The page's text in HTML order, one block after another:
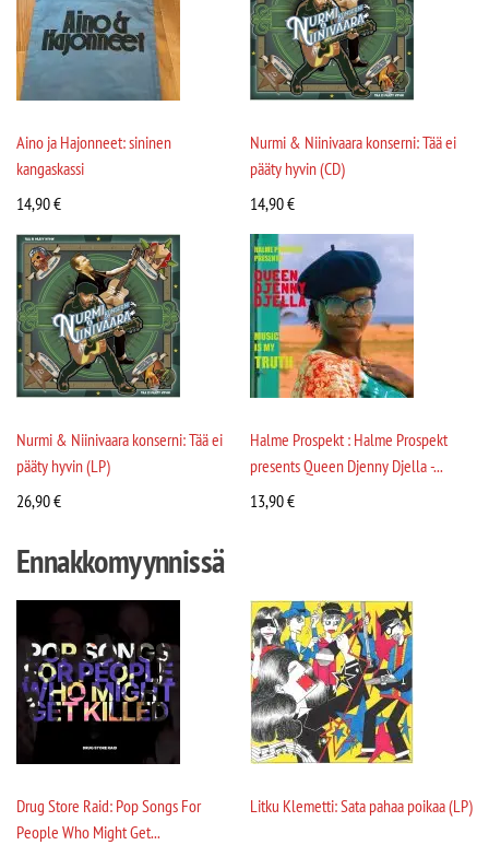
Aino ja Hajonneet: sininen
kangaskassi
14,90€
Nurmi & Niinivaara konserni: Tää ei
pääty hyvin (CD)
14,90€
Nurmi & Niinivaara konserni: Tää ei
pääty hyvin (LP)
26,90€
Halme Prospekt : Halme Prospekt
presents Queen Djenny Djella -...
13,90€
Ennakkomyynnissä
Drug Store Raid: Pop Songs For
People Who Might Get...
Litku Klemetti: Sata pahaa poikaa (LP)